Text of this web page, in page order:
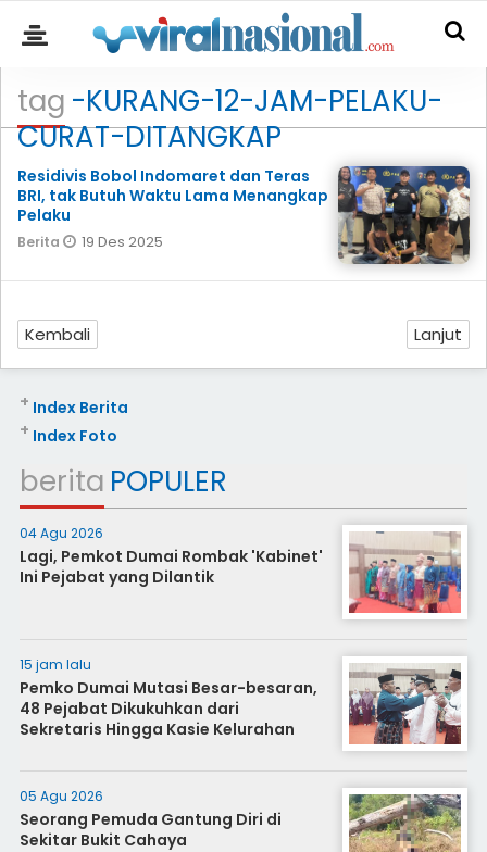
tag -KURANG-12-JAM-PELAKU-
CURAT-DITANGKAP
Residivis Bobol Indomaret dan Teras
BRI, tak Butuh Waktu Lama Menangkap
Pelaku
Berita 19 Des 2025
Kembali Lanjut
Index Berita
+
Index Foto
+
berita POPULER
04 Agu 2026
Lagi, Pemkot Dumai Rombak 'Kabinet'
Ini Pejabat yang Dilantik
15 jam lalu
Pemko Dumai Mutasi Besar-besaran,
48 Pejabat Dikukuhkan dari
Sekretaris Hingga Kasie Kelurahan
05 Agu 2026
Seorang Pemuda Gantung Diri di
Sekitar Bukit Cahaya